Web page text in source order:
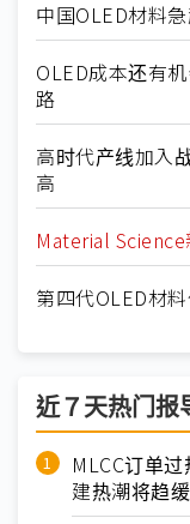
中国OLED材料
OLED成本还有
路
高时代产线加入
高
Material
第四代OLED材
近７天热门报
MLCC订单
建热潮将趋缓